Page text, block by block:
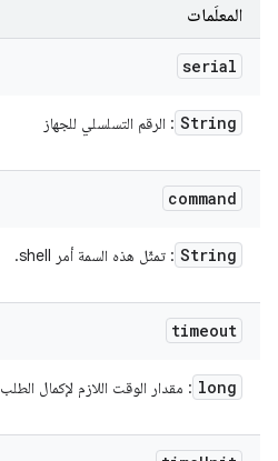
المعلَمات
serial
String : الرقم التسلسلي للجهاز
command
String : تمثّل هذه السمة أمر shell.
timeout
long : مقدار الوقت اللازم لإكمال الطلب